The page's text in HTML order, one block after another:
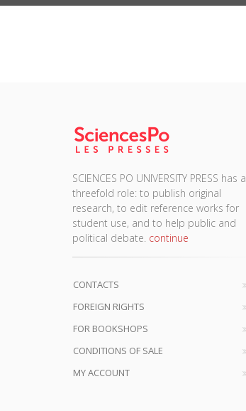
SCIENCES PO UNIVERSITY PRESS has a
threefold role: to publish original
research, to edit reference works for
student use, and to help public and
political debate. continue
CONTACTS
FOREIGN RIGHTS
FOR BOOKSHOPS
CONDITIONS OF SALE
MY ACCOUNT